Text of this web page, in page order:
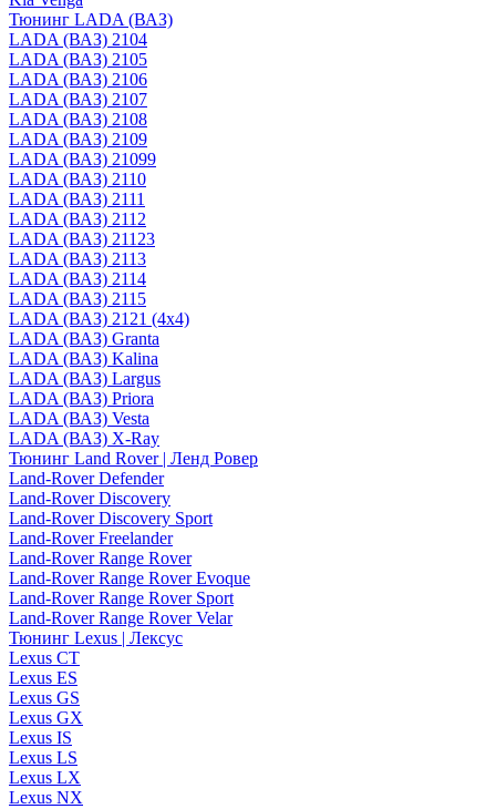
Тюнинг LADA (ВАЗ)
LADA (ВАЗ) 2104
LADA (ВАЗ) 2105
LADA (ВАЗ) 2106
LADA (ВАЗ) 2107
LADA (ВАЗ) 2108
LADA (ВАЗ) 2109
LADA (ВАЗ) 21099
LADA (ВАЗ) 2110
LADA (ВАЗ) 2111
LADA (ВАЗ) 2112
LADA (ВАЗ) 21123
LADA (ВАЗ) 2113
LADA (ВАЗ) 2114
LADA (ВАЗ) 2115
LADA (ВАЗ) 2121 (4x4)
LADA (ВАЗ) Granta
LADA (ВАЗ) Kalina
LADA (ВАЗ) Largus
LADA (ВАЗ) Priora
LADA (ВАЗ) Vesta
LADA (ВАЗ) X-Ray
Тюнинг Land Rover | Ленд Ровер
Land-Rover Defender
Land-Rover Discovery
Land-Rover Discovery Sport
Land-Rover Freelander
Land-Rover Range Rover
Land-Rover Range Rover Evoque
Land-Rover Range Rover Sport
Land-Rover Range Rover Velar
Тюнинг Lexus | Лексус
Lexus CT
Lexus ES
Lexus GS
Lexus GX
Lexus IS
Lexus LS
Lexus LX
Lexus NX